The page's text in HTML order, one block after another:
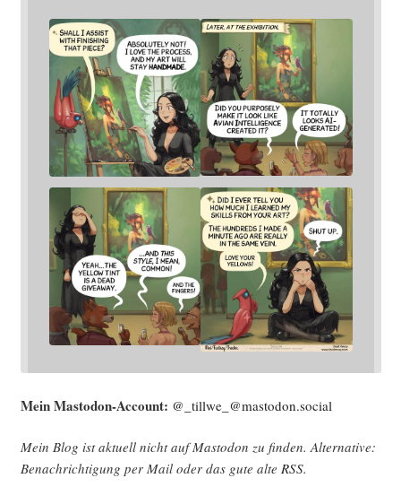
Mein Mast­o­don-Account: @_tillwe_@mastodon.social
Mein Blog ist aktu­ell nicht auf Mast­o­don zu fin­den. Alter­na­ti­ve:
Benach­rich­ti­gung per Mail oder das gute alte RSS.